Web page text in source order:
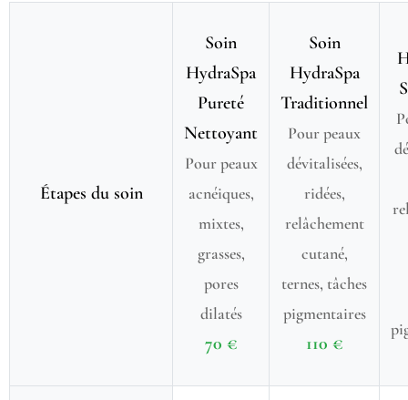
Étapes du soin
Soin
HydraSpa
Pureté
Nettoyant
Pour peaux
acnéiques,
mixtes,
grasses,
pores
dilatés
70 €
Soin
HydraSpa
Traditionnel
Pour peaux
dévitalisées,
ridées,
relâchement
cutané,
ternes, tâches
pigmentaires
110 €